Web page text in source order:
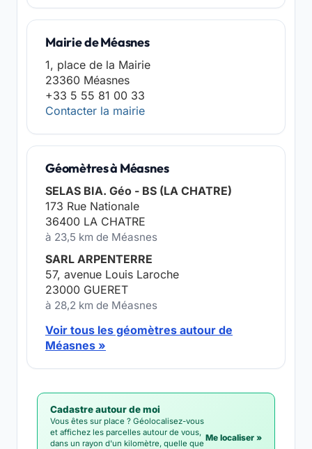
Mairie de Méasnes
1, place de la Mairie
23360 Méasnes
+33 5 55 81 00 33
Contacter la mairie
Géomètres à Méasnes
SELAS BIA. Géo - BS (LA CHATRE)
173 Rue Nationale
36400 LA CHATRE
à 23,5 km de Méasnes
SARL ARPENTERRE
57, avenue Louis Laroche
23000 GUERET
à 28,2 km de Méasnes
Voir tous les géomètres autour de
Méasnes »
Cadastre autour de moi
Vous êtes sur place ? Géolocalisez-vous
et affichez les parcelles autour de vous,
dans un rayon d'un kilomètre, quelle que
Me localiser »